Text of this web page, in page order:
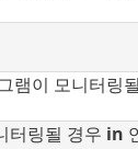
램이 모니터링
터링될 경우 in